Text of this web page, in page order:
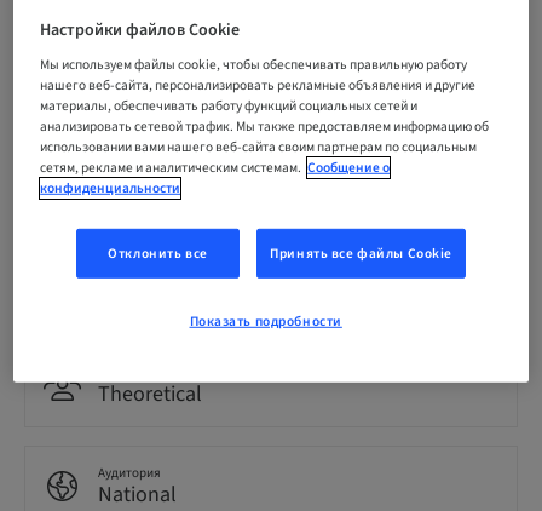
Цена на участника (применимы местные сборы)
EUR 890.00
Язык
Французский
Theoretical
Аудитория
National
Настройки файлов Cookie
Мы используем файлы cookie, чтобы обеспечивать правильную работу
нашего веб-сайта, персонализировать рекламные объявления и другие
материалы, обеспечивать работу функций социальных сетей и
анализировать сетевой трафик. Мы также предоставляем информацию об
использовании вами нашего веб-сайта своим партнерам по социальным
сетям, рекламе и аналитическим системам. Сообщение о
конфиденциальности
Отклонить все Принять все файлы Cookie
Показать подробности